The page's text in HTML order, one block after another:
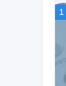
1